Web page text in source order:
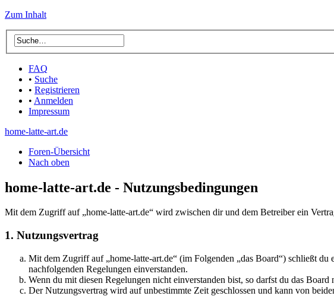
Zum Inhalt
FAQ
• Suche
• Registrieren
• Anmelden
Impressum
home-latte-art.de
Foren-Übersicht
Nach oben
home-latte-art.de - Nutzungsbedingungen
Mit dem Zugriff auf „home-latte-art.de“ wird zwischen dir und dem Betreiber ein
1. Nutzungsvertrag
Mit dem Zugriff auf „home-latte-art.de“ (im Folgenden „das Board“) schließt
nachfolgenden Regelungen einverstanden.
Wenn du mit diesen Regelungen nicht einverstanden bist, so darfst du das
Der Nutzungsvertrag wird auf unbestimmte Zeit geschlossen und kann von